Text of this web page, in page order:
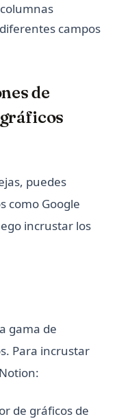
campos
de
puedes
como Google
incrustar los
gama de
Para incrustar
de gráficos de